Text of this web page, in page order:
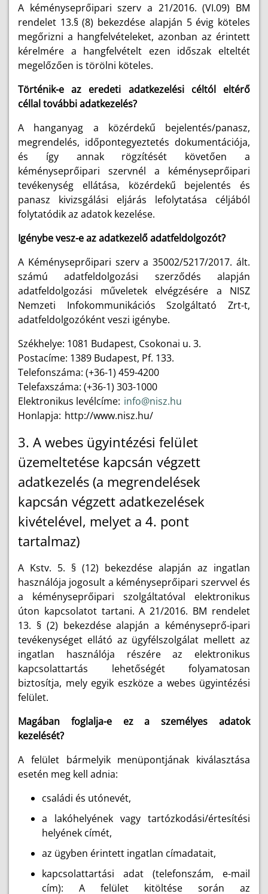
A kéményseprőipari szerv a 21/2016. (VI.09) BM
rendelet 13.§ (8) bekezdése alapján 5 évig köteles
megőrizni a hangfelvételeket, azonban az érintett
kérelmére a hangfelvételt ezen időszak elteltét
megelőzően is törölni köteles.
Történik-e az eredeti adatkezelési céltól eltérő
céllal további adatkezelés?
A hanganyag a közérdekű bejelentés/panasz,
megrendelés, időpontegyeztetés dokumentációja,
és így annak rögzítését követően a
kéményseprőipari szervnél a kéményseprőipari
tevékenység ellátása, közérdekű bejelentés és
panasz kivizsgálási eljárás lefolytatása céljából
folytatódik az adatok kezelése.
Igénybe vesz-e az adatkezelő adatfeldolgozót?
A Kéményseprőipari szerv a 35002/5217/2017. ált.
számú adatfeldolgozási szerződés alapján
adatfeldolgozási műveletek elvégzésére a NISZ
Nemzeti Infokommunikációs Szolgáltató Zrt-t,
adatfeldolgozóként veszi igénybe.
Székhelye: 1081 Budapest, Csokonai u. 3.
Postacíme: 1389 Budapest, Pf. 133.
Telefonszáma: (+36-1) 459-4200
Telefaxszáma: (+36-1) 303-1000
Elektronikus levélcíme: info@nisz.hu
Honlapja: http://www.nisz.hu/
3. A webes ügyintézési felület
üzemeltetése kapcsán végzett
adatkezelés (a megrendelések
kapcsán végzett adatkezelések
kivételével, melyet a 4. pont
tartalmaz)
A Kstv. 5. § (12) bekezdése alapján az ingatlan
használója jogosult a kéményseprőipari szervvel és
a kéményseprőipari szolgáltatóval elektronikus
úton kapcsolatot tartani. A 21/2016. BM rendelet
13. § (2) bekezdése alapján a kéményseprő-ipari
tevékenységet ellátó az ügyfélszolgálat mellett az
ingatlan használója részére az elektronikus
kapcsolattartás lehetőségét folyamatosan
biztosítja, mely egyik eszköze a webes ügyintézési
felület.
Magában foglalja-e ez a személyes adatok
kezelését?
A felület bármelyik menüpontjának kiválasztása
esetén meg kell adnia:
családi és utónevét,
a lakóhelyének vagy tartózkodási/értesítési
helyének címét,
az ügyben érintett ingatlan címadatait,
kapcsolattartási adat (telefonszám, e-mail
cím): A felület kitöltése során az